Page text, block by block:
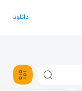
دانلود